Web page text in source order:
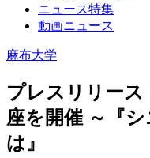
ニュース特集
動画ニュース
麻布大学
プレスリリース
座を開催 ～『
は』